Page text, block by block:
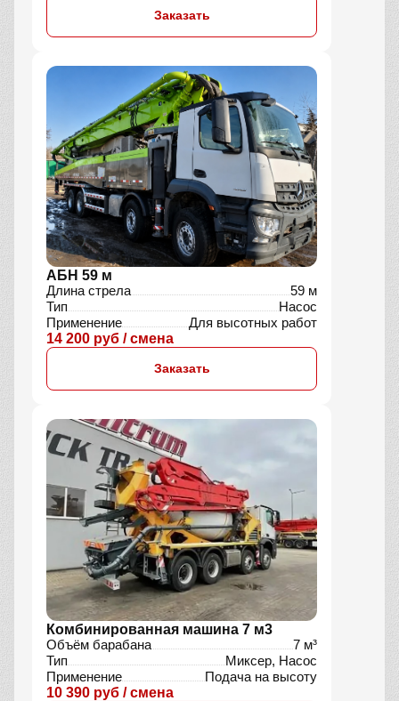
Заказать
АБН 59 м
Длина стрела
59 м
Тип
Насос
Применение
Для высотных работ
14 200 руб / смена
Заказать
Комбинированная машина 7 м3
Объём барабана
7 м³
Тип
Миксер, Насос
Применение
Подача на высоту
10 390 руб / смена